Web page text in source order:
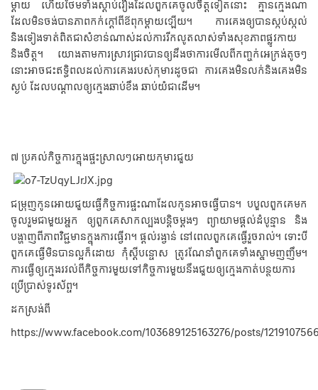
ម្តាយ ហើយថែមទាំងស្តាប់រឿងដែលពួកគេចូលចិត្តទៀតនោះ គ្មានក្មេងណា
ដែលមិនចង់បានភាពកក់ក្តៅពីឪពុកម្តាយឡើយ។ ការគេងឲ្យបានស្កប់ស្កល់
និងទៀងទាត់ពិតជាសំខាន់ណាស់ដល់ការរីកលូតលាស់ទាំងសុខភាពផ្លូវកាយ
និងចិត្ត។ យោងតាមការស្រាវជ្រាវបានឲ្យដឹងថាការមើលពីកញ្ចក់អេក្រង់តូចៗ
នោះអាចជះឥទ្ធិពលដល់ការគេងរបស់កុមារដូចជា ការគេងមិនលក់និងគេងមិន
ស្ងប់ ដែលបណ្តាលឲ្យក្មេងឆាប់ខឹង ឆាប់យំជាដើម។
៧ ប្រគល់កិច្ចការក្នុងផ្ទះស្រាលៗអោយកុមារជួយ
ជម្រុញកូនអោយជួយធ្វើកិច្ចការផ្ទះណាដែលកូនអាចធ្វើបាន។ បបួលពួកគេមក
ចូលរួមជាមួយអ្នក ឲ្យពួកគេសាកល្បងបន្តិចម្តងៗ ព្យាយាមផ្តល់ដំបូន្មាន និង
បង្ហាញពីភាពវិជ្ជមានក្នុងការធ្វើវា។ ផ្តល់រង្វាន់ នៅពេលពួកគេធ្វើរួចរាល់។ ទោះបី
ពួកគេធ្វើមិនបានល្អក៏ដោយ កុំស្តីបន្ទោស ត្រូវណែនាំពួកគេទាំងស្នាមញញឹម។
ការធ្វើឲ្យក្មេងរវល់ពីកិច្ចការមួយទៅកិច្ចការមួយនឹងជួយឲ្យក្មេងកាត់បន្ថយការ
ប្រើប្រាស់ទូរស័ព្ទ។
ដកស្រង់ពី
https://www.facebook.com/103689125163276/posts/